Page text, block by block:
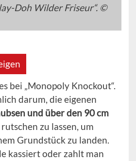
Doh Wilder Friseur“. ©
bei „Monopoly Knockout“.
darum, die eigenen
und über den 90 cm
rutschen zu lassen, um
Grundstück zu landen.
kassiert oder zahlt man